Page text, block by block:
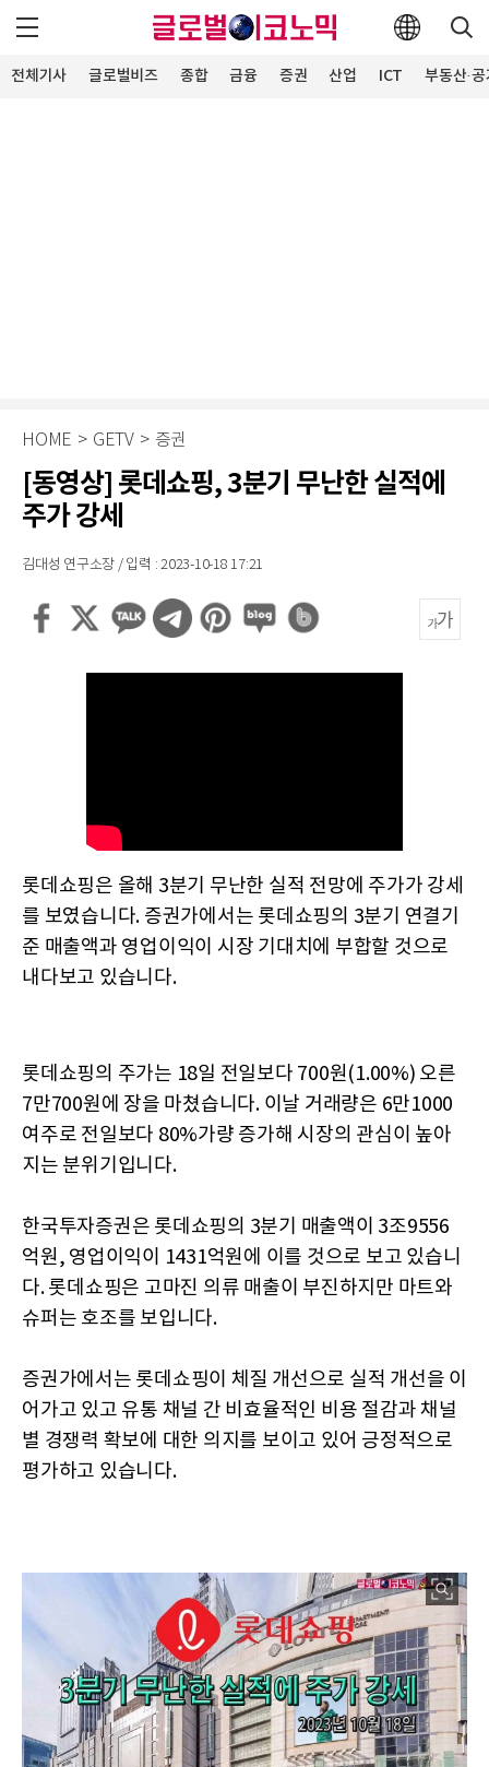
전체기사 글로벌비즈 종합 금융 증권 산업 ICT 부동산·
HOME > GETV > 증권
[동영상] 롯데쇼핑, 3분기 무난한 실적에
주가 강세
김대성 연구소장 / 입력 : 2023-10-18 17:21
롯데쇼핑은 올해 3분기 무난한 실적 전망에 주가가 강세
를 보였습니다. 증권가에서는 롯데쇼핑의 3분기 연결기
준 매출액과 영업이익이 시장 기대치에 부합할 것으로
내다보고 있습니다.
롯데쇼핑의 주가는 18일 전일보다 700원(1.00%) 오른
7만700원에 장을 마쳤습니다. 이날 거래량은 6만1000
여주로 전일보다 80%가량 증가해 시장의 관심이 높아
지는 분위기입니다.
한국투자증권은 롯데쇼핑의 3분기 매출액이 3조9556
억원, 영업이익이 1431억원에 이를 것으로 보고 있습니
다. 롯데쇼핑은 고마진 의류 매출이 부진하지만 마트와
슈퍼는 호조를 보입니다.
증권가에서는 롯데쇼핑이 체질 개선으로 실적 개선을 이
어가고 있고 유통 채널 간 비효율적인 비용 절감과 채널
별 경쟁력 확보에 대한 의지를 보이고 있어 긍정적으로
평가하고 있습니다.